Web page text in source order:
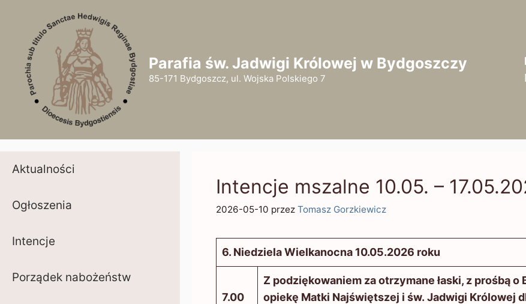
Parafia św. Jadwigi Królowej w Bydgoszczy
85-171 Bydgoszcz, ul. Wojska Polskiego 7
Intencje mszalne 10.05. –
2026-05-10 przez Tomasz Gorzkiewicz
6. Niedziela Wielkanocna 10.05.2026 roku
7.00
Z podziękowaniem za otrzymane łaski, z prośbą o
opiekę Matki Najświętszej i św. Jadwigi Królowej
Aktualności
Ogłoszenia
Intencje
Porządek nabożeństw